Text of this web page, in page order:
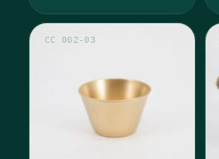
CC 002-03